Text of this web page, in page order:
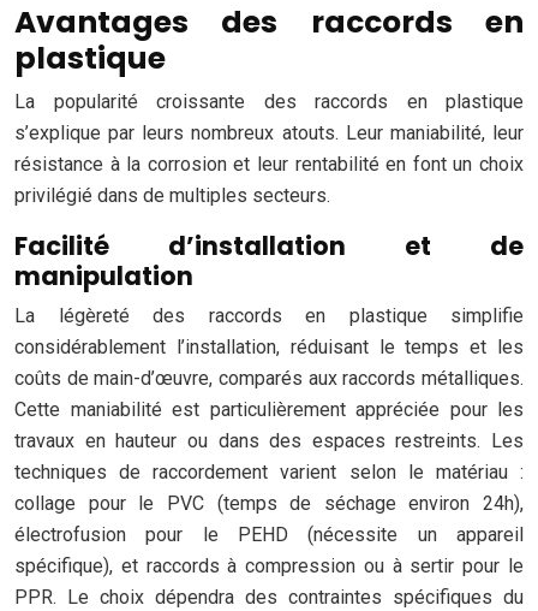
Avantages des raccords en
plastique
La popularité croissante des raccords en plastique
s’explique par leurs nombreux atouts. Leur maniabilité, leur
résistance à la corrosion et leur rentabilité en font un choix
privilégié dans de multiples secteurs.
Facilité d’installation et de
manipulation
La légèreté des raccords en plastique simplifie
considérablement l’installation, réduisant le temps et les
coûts de main-d’œuvre, comparés aux raccords métalliques.
Cette maniabilité est particulièrement appréciée pour les
travaux en hauteur ou dans des espaces restreints. Les
techniques de raccordement varient selon le matériau :
collage pour le PVC (temps de séchage environ 24h),
électrofusion pour le PEHD (nécessite un appareil
spécifique), et raccords à compression ou à sertir pour le
PPR. Le choix dépendra des contraintes spécifiques du